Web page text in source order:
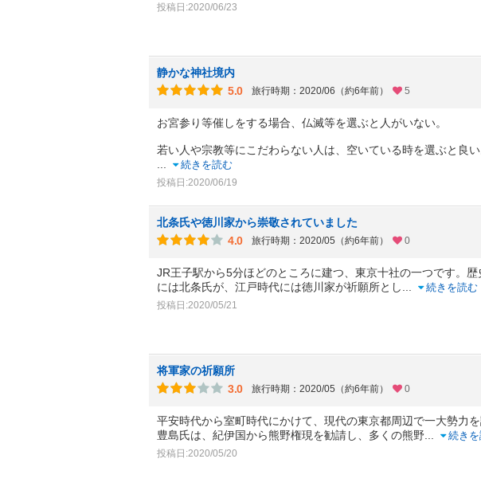
投稿日:2020/06/23
静かな神社境内
5.0
旅行時期：2020/06（約6年前） 5
お宮参り等催しをする場合、仏滅等を選ぶと人がいない。
若い人や宗教等にこだわらない人は、空いている時を選ぶと良い
続きを読む
投稿日:2020/06/19
北条氏や徳川家から崇敬されていました
4.0
旅行時期：2020/05（約6年前） 0
JR王子駅から5分ほどのところに建つ、東京十社の一つです。
には北条氏が、江戸時代には徳川家が祈願所とし
続きを読む
投稿日:2020/05/21
将軍家の祈願所
3.0
旅行時期：2020/05（約6年前） 0
平安時代から室町時代にかけて、現代の東京都周辺で一大勢力を
豊島氏は、紀伊国から熊野権現を勧請し、多くの熊野
続き
投稿日:2020/05/20